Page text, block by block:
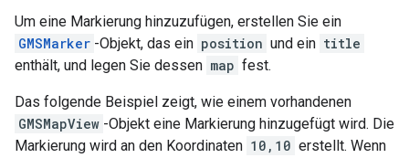
Um eine Markierung hinzuzufügen, erstellen Sie ein
GMSMarker -Objekt, das ein position und ein title
enthält, und legen Sie dessen map fest.
Das folgende Beispiel zeigt, wie einem vorhandenen
GMSMapView -Objekt eine Markierung hinzugefügt wird. Die
Markierung wird an den Koordinaten 10,10 erstellt. Wenn